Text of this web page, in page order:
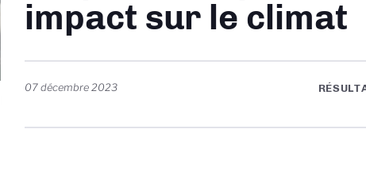
impact sur le climat
07 décembre 2023